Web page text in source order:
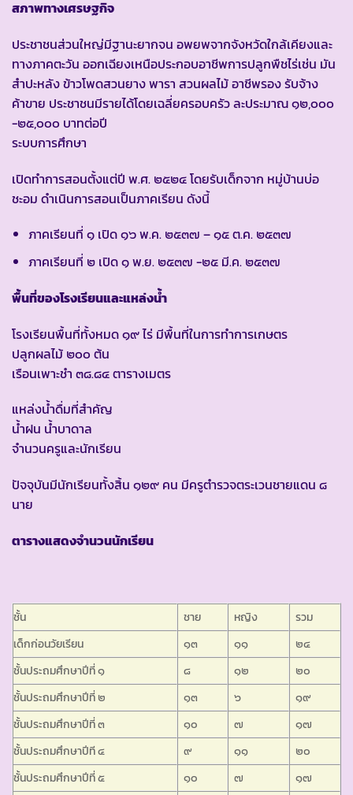
สภาพทางเศรษฐกิจ
ประชาชนส่วนใหญ่มีฐานะยากจน อพยพจากจังหวัดใกล้เคียงและ
ทางภาคตะวัน ออกเฉียงเหนือประกอบอาชีพการปลูกพืชไร่เช่น มัน
สำปะหลัง ข้าวโพดสวนยาง พารา สวนผลไม้ อาชีพรอง รับจ้าง
ค้าขาย ประชาชนมีรายได้โดยเฉลี่ยครอบครัว ละประมาณ ๑๒,๐๐๐
-๒๕,๐๐๐ บาทต่อปี
ระบบการศึกษา
เปิดทำการสอนตั้งแต่ปี พ.ศ. ๒๕๒๔ โดยรับเด็กจาก หมู่บ้านบ่อ
ชะอม ดำเนินการสอนเป็นภาคเรียน ดังนี้
ภาคเรียนที่ ๑ เปิด ๑๖ พ.ค. ๒๕๓๗ – ๑๕ ต.ค. ๒๕๓๗
ภาคเรียนที่ ๒ เปิด ๑ พ.ย. ๒๕๓๗ -๒๕ มี.ค. ๒๕๓๗
พื้นที่ของโรงเรียนและแหล่งน้ำ
โรงเรียนพื้นที่ทั้งหมด ๑๙ ไร่ มีพื้นที่ในการทำการเกษตร
ปลูกผลไม้ ๒๐๐ ต้น
เรือนเพาะชำ ๓๘.๘๔ ตารางเมตร
แหล่งน้ำดื่มที่สำคัญ
น้ำฝน น้ำบาดาล
จำนวนครูและนักเรียน
ปัจจุบันมีนักเรียนทั้งสิ้น ๑๒๙ คน มีครูตำรวจตระเวนชายแดน ๘
นาย
ตารางแสดงจำนวนนักเรียน
ชั้น ชาย หญิง
รวม
เด็กก่อนวัยเรียน
๑๓ ๑๑
๒๔
ชั้นประถมศึกษาปีที่ ๑
๘ ๑๒
๒๐
ชั้นประถมศึกษาปีที่ ๒
๑๓ ๖
๑๙
ชั้นประถมศึกษาปีที่ ๓
๑๐ ๗
๑๗
ชั้นประถมศึกษาปีที ๔
๙ ๑๑
๒๐
ชั้นประถมศึกษาปีที่ ๕
๑๐ ๗
๑๗